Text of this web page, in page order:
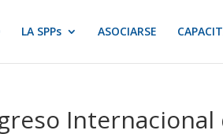
LA SPPs ASOCIARSE